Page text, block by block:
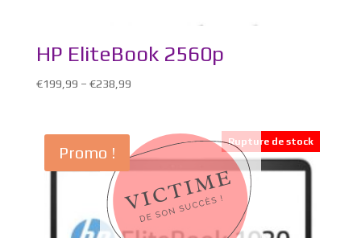
HP EliteBook 2560p
€199,99 – €238,99
Promo !
Rupture de stock